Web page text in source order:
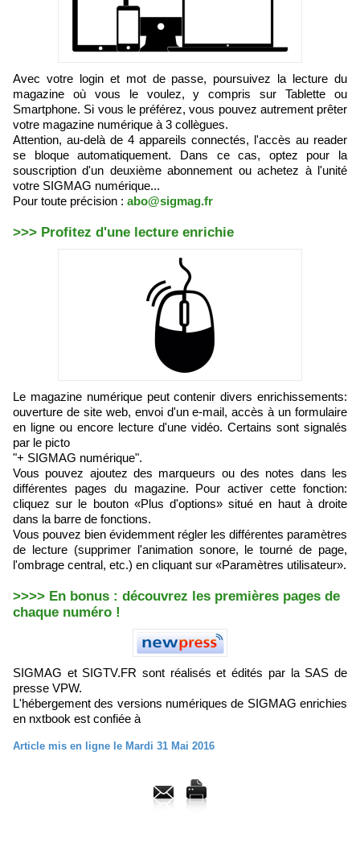
Avec votre login et mot de passe, poursuivez la lecture du
magazine où vous le voulez, y compris sur Tablette ou
Smartphone. Si vous le préférez, vous pouvez autrement prêter
votre magazine numérique à 3 collègues.
Attention, au-delà de 4 appareils connectés, l'accès au reader
se bloque automatiquement. Dans ce cas, optez pour la
souscription d'un deuxième abonnement ou achetez à l'unité
votre SIGMAG numérique...
Pour toute précision : abo@sigmag.fr
>>> Profitez d'une lecture enrichie
Le magazine numérique peut contenir divers enrichissements:
ouverture de site web, envoi d'un e-mail, accès à un formulaire
en ligne ou encore lecture d'une vidéo. Certains sont signalés
par le picto
"+ SIGMAG numérique".
Vous pouvez ajoutez des marqueurs ou des notes dans les
différentes pages du magazine. Pour activer cette fonction:
cliquez sur le bouton «Plus d'options» situé en haut à droite
dans la barre de fonctions.
Vous pouvez bien évidemment régler les différentes paramètres
de lecture (supprimer l'animation sonore, le tourné de page,
l'ombrage central, etc.) en cliquant sur «Paramètres utilisateur».
>>>> En bonus : découvrez les premières pages de
chaque numéro !
SIGMAG et SIGTV.FR sont réalisés et édités par la SAS de
presse VPW.
L'hébergement des versions numériques de SIGMAG enrichies
en nxtbook est confiée à
Article mis en ligne le Mardi 31 Mai 2016